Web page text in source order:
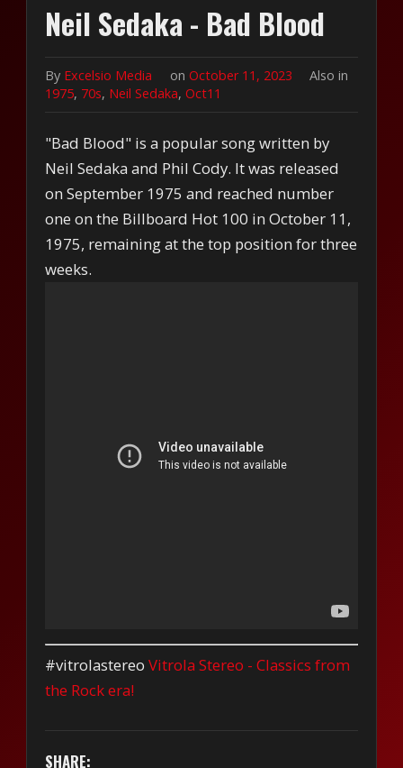
Neil Sedaka - Bad Blood
By Excelsio Media on October 11, 2023
Also in
1975, 70s, Neil Sedaka,Oct11
"Bad Blood" is a popular song written by
Neil Sedaka and Phil Cody. It was released
on September 1975 and reached number
one on the Billboard Hot 100 in October 11,
1975, remaining at the top position for three
weeks.
#vitrolastereoVitrola Stereo - Classics from
the Rock era!
SHARE: